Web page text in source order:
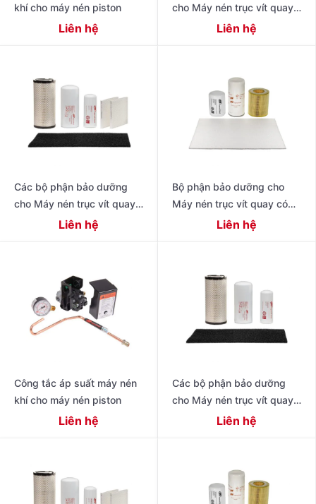
khí cho máy nén piston
Liên hệ
cho Máy nén trục vít quay
có dầu thế hệ tiếp theo R
Liên hệ
Các bộ phận bảo dưỡng
cho Máy nén trục vít quay
có dầu hiệu suất cao thế hệ
Liên hệ
Bộ phận bảo dưỡng cho
Máy nén trục vít quay có
dầu 4-11 kW Dòng R
Liên hệ
Công tắc áp suất máy nén
khí cho máy nén piston
Liên hệ
Các bộ phận bảo dưỡng
cho Máy nén trục vít quay
có dầu thế hệ tiếp theo R
Liên hệ